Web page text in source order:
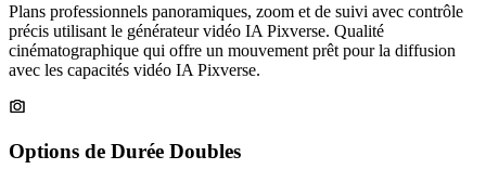
cinématographique qui offre un mouvement prêt pour la diffusion
avec les capacités vidéo IA Pixverse.
Options de Durée Doubles
Créez des clips de 5 ou 8 secondes parfaits pour TikTok, Instagram